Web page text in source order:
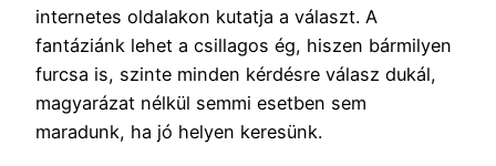
internetes oldalakon kutatja a választ. A
fantáziánk lehet a csillagos ég, hiszen bármilyen
furcsa is, szinte minden kérdésre válasz dukál,
magyarázat nélkül semmi esetben sem
maradunk, ha jó helyen keresünk.